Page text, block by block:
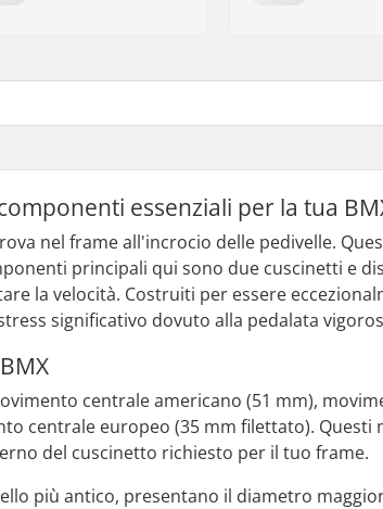
essenziali per la tua
nel frame all'incrocio delle pedivelle.
principali qui sono due cuscinetti e
la velocità. Costruiti per essere
significativo dovuto alla pedalata
centrale americano (51 mm),
centrale europeo (35 mm filettato).
del cuscinetto richiesto per il tuo frame.
più antico, presentano il diametro